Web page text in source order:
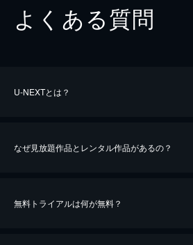
よくある質問
U-NEXTとは？
なぜ見放題作品とレンタル作品があるの？
無料トライアルは何が無料？